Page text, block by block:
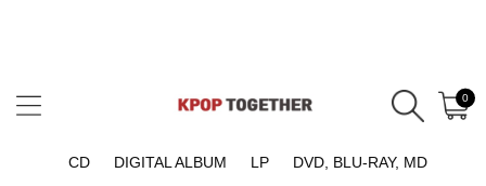
0
CD DIGITAL ALBUM LP DVD, BLU-RAY, MD